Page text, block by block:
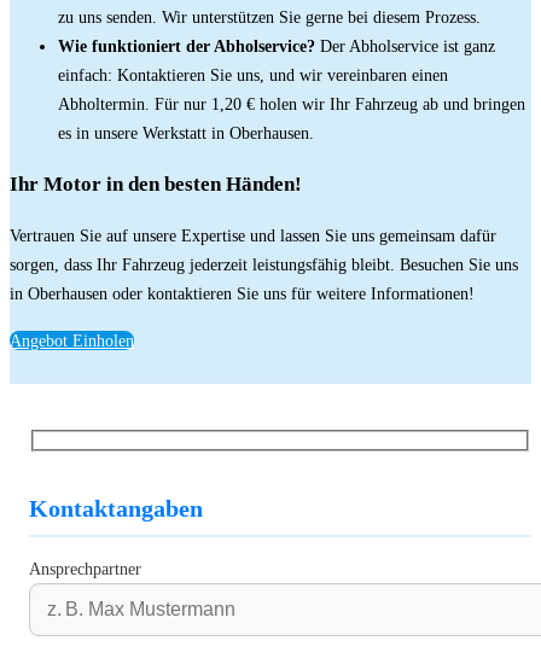
zu uns senden. Wir unterstützen Sie gerne bei diesem Prozess.
Wie funktioniert der Abholservice? Der Abholservice ist ganz
einfach: Kontaktieren Sie uns, und wir vereinbaren einen
Abholtermin. Für nur 1,20 € holen wir Ihr Fahrzeug ab und bringen
es in unsere Werkstatt in Oberhausen.
Ihr Motor in den besten Händen!
Vertrauen Sie auf unsere Expertise und lassen Sie uns gemeinsam dafür
sorgen, dass Ihr Fahrzeug jederzeit leistungsfähig bleibt. Besuchen Sie uns
in Oberhausen oder kontaktieren Sie uns für weitere Informationen!
Angebot Einholen
Kontaktangaben
Ansprechpartner